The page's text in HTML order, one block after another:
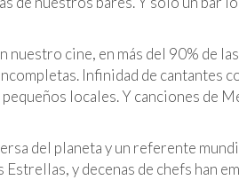
cine, en más del 90% de
Infinidad de cantantes
locales. Y canciones de
del planeta y un referente
y decenas de chefs han